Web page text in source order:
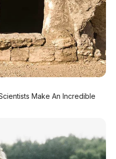
efisiensi luar biasa
dan harga sangat
13,7 menit, EV
yang direvolusi total
dan chip
menjadi pesaing serius
dan Honda Accord
Dengan H5 yang
unit sejak
Make An Incredible